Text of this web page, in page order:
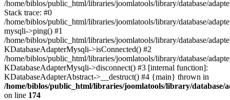
/home/biblos/public_html/libraries/joomlatools/library/database/
Stack trace: #0
/home/biblos/public_html/libraries/joomlatools/library/database/
mysqli->ping() #1
/home/biblos/public_html/libraries/joomlatools/library/database/
KDatabaseAdapterMysqli->isConnected() #2
/home/biblos/public_html/libraries/joomlatools/library/database/
KDatabaseAdapterMysqli->disconnect() #3 [internal function]:
KDatabaseAdapterAbstract->__destruct() #4 {main} thrown in
/home/biblos/public_html/libraries/joomlatools/library/database/
on line 174